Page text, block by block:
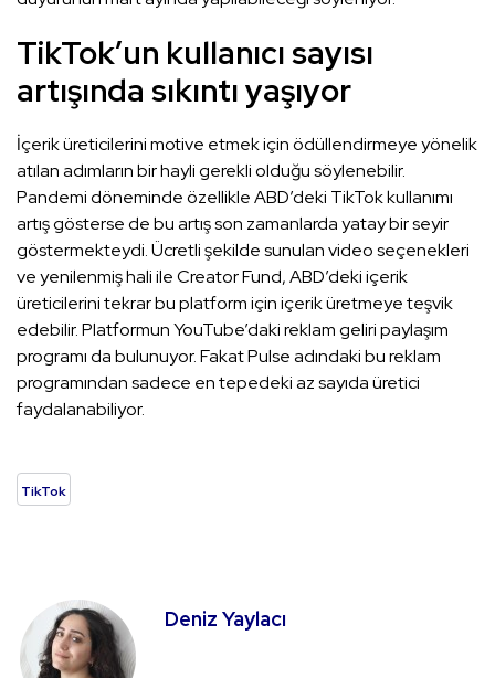
TikTok’un kullanıcı sayısı
artışında sıkıntı yaşıyor
İçerik üreticilerini motive etmek için ödüllendirmeye yönelik
atılan adımların bir hayli gerekli olduğu söylenebilir.
Pandemi döneminde özellikle ABD’deki TikTok kullanımı
artış gösterse de bu artış son zamanlarda yatay bir seyir
göstermekteydi. Ücretli şekilde sunulan video seçenekleri
ve yenilenmiş hali ile Creator Fund, ABD’deki içerik
üreticilerini tekrar bu platform için içerik üretmeye teşvik
edebilir. Platformun YouTube’daki reklam geliri paylaşım
programı da bulunuyor. Fakat Pulse adındaki bu reklam
programından sadece en tepedeki az sayıda üretici
faydalanabiliyor.
TikTok
Deniz Yaylacı